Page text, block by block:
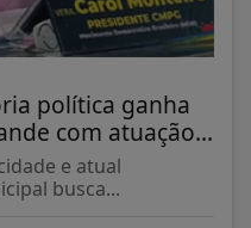
política ganha
com atuação...
e atual
busca...